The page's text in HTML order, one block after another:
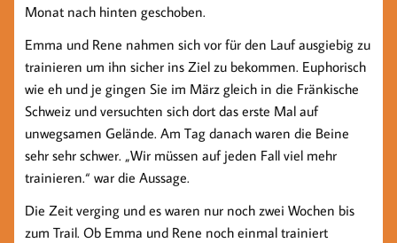
Monat nach hinten geschoben.
Emma und Rene nahmen sich vor für den Lauf ausgiebig zu
trainieren um ihn sicher ins Ziel zu bekommen. Euphorisch
wie eh und je gingen Sie im März gleich in die Fränkische
Schweiz und versuchten sich dort das erste Mal auf
unwegsamen Gelände. Am Tag danach waren die Beine
sehr sehr schwer. „Wir müssen auf jeden Fall viel mehr
trainieren.“ war die Aussage.
Die Zeit verging und es waren nur noch zwei Wochen bis
zum Trail. Ob Emma und Rene noch einmal trainiert